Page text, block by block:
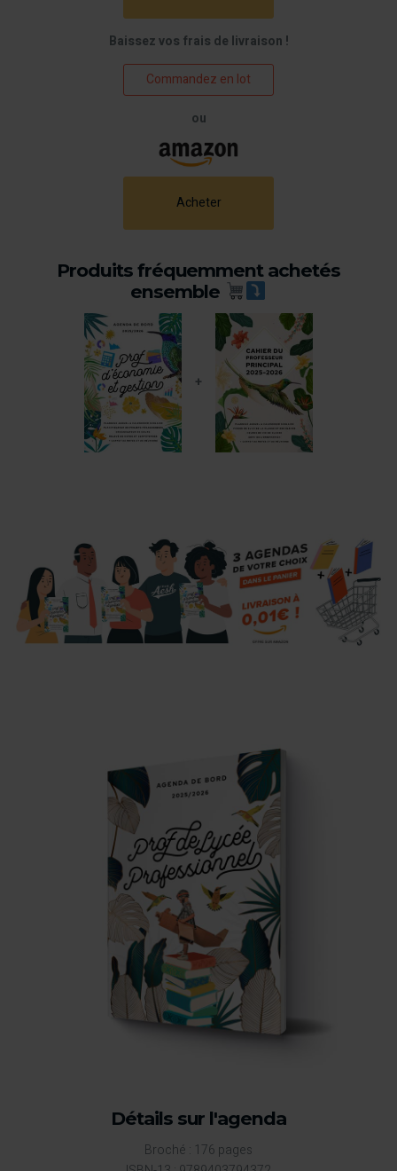
Baissez vos frais de livraison !
Commandez en lot
ou
Acheter
Produits fréquemment achetés
ensemble
+
Détails sur l'agenda
Broché : 176 pages